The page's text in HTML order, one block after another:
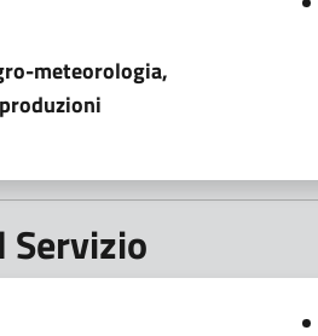
meteorologia,
Servizio